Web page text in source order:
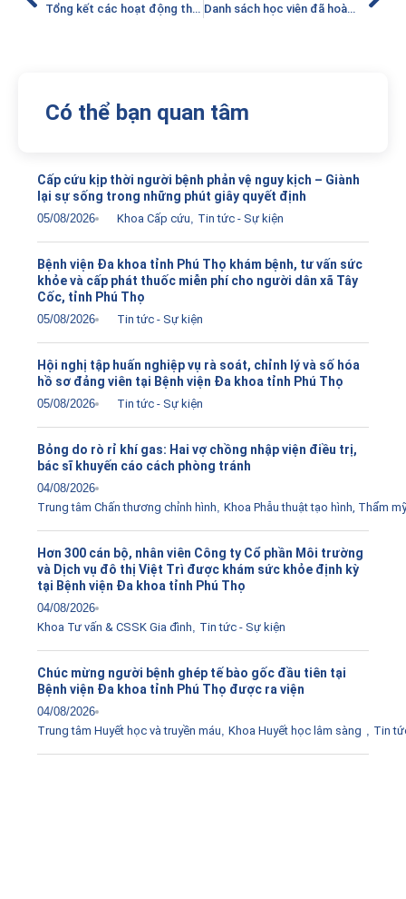
Tổng kết các hoạt động thiện nguyện tại Bệnh viện Đa khoa tỉnh Phú Thọ từ ngày 25/6/2025 đến ngày 01/7/2025 Danh sách học viên đã hoàn thành thực hành khám bệnh, chữa bệnh tại BV Đa khoa tỉnh Phú Thọ
Có thể bạn quan tâm
Cấp cứu kịp thời người bệnh phản vệ nguy kịch – Giành
lại sự sống trong những phút giây quyết định
05/08/2026 Khoa Cấp cứu Tin tức - Sự kiện
Bệnh viện Đa khoa tỉnh Phú Thọ khám bệnh, tư vấn sức
khỏe và cấp phát thuốc miễn phí cho người dân xã Tây
Cốc, tỉnh Phú Thọ
05/08/2026 Tin tức - Sự kiện
Hội nghị tập huấn nghiệp vụ rà soát, chỉnh lý và số hóa
hồ sơ đảng viên tại Bệnh viện Đa khoa tỉnh Phú Thọ
05/08/2026 Tin tức - Sự kiện
Bỏng do rò rỉ khí gas: Hai vợ chồng nhập viện điều trị,
bác sĩ khuyến cáo cách phòng tránh
04/08/2026
Trung tâm Chấn thương chỉnh hình Khoa Phẫu thuật tạo hình, Thẩm
Hơn 300 cán bộ, nhân viên Công ty Cổ phần Môi trường
và Dịch vụ đô thị Việt Trì được khám sức khỏe định kỳ
tại Bệnh viện Đa khoa tỉnh Phú Thọ
04/08/2026
Khoa Tư vấn & CSSK Gia đình
Tin tức - Sự kiện
Chúc mừng người bệnh ghép tế bào gốc đầu tiên tại
Bệnh viện Đa khoa tỉnh Phú Thọ được ra viện
04/08/2026
Trung tâm Huyết học và truyền máu Khoa Huyết học lâm sàng Tin